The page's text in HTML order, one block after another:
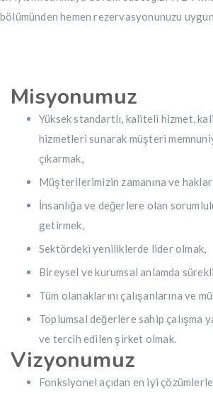
bölümünden hemen rezervasyonunuzu
Misyonumuz
Yüksek standartlı, kaliteli hizmet,
hizmetleri sunarak müşteri
çıkarmak,
Müşterilerimizin zamanına ve
İnsanlığa ve değerlere olan
getirmek,
Sektördeki yeniliklerde lider olmak,
Bireysel ve kurumsal anlamda
Tüm olanaklarını çalışanlarına ve
Toplumsal değerlere sahip çalışma
ve tercih edilen şirket olmak.
Vizyonumuz
Fonksiyonel açıdan en iyi